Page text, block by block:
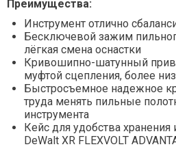
Преимущества:
Инструмент отлично
Бесключевой зажим
лёгкая смена оснастки
Кривошипно-шатунный
муфтой сцепления, более
Быстросъемное надежное
труда менять пильные
инструмента
Кейс для удобства хранения
DeWalt XR FLEXVOLT